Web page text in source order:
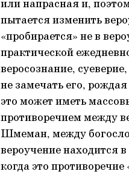
или напрасная и,
пытается изменить
«пробирается» не в
практической
веросознание,
не замечать его,
это может иметь
противоречием между
Шмеман, между
вероучение находится
когда это